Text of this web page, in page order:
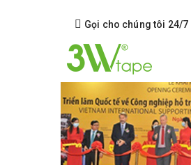
Gọi cho chúng tôi 24/7